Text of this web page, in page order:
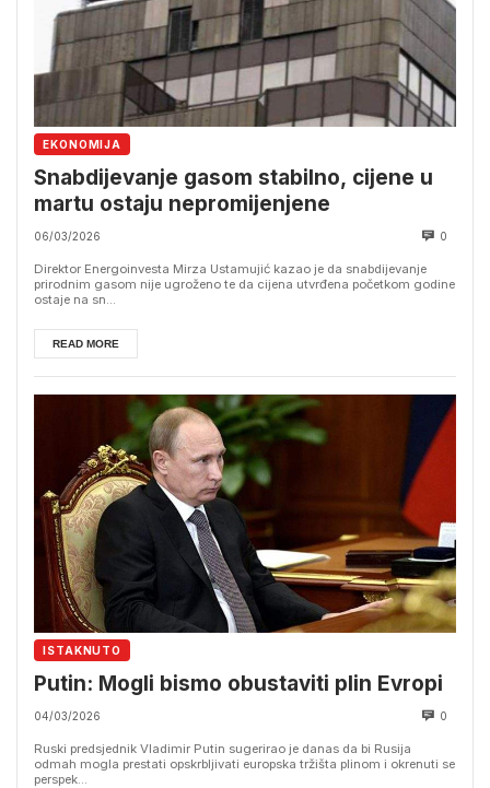
EKONOMIJA
Snabdijevanje gasom stabilno, cijene u
martu ostaju nepromijenjene
06/03/2026 0
Direktor Energoinvesta Mirza Ustamujić kazao je da snabdijevanje
prirodnim gasom nije ugroženo te da cijena utvrđena početkom godine
ostaje na sn...
READ MORE
ISTAKNUTO
Putin: Mogli bismo obustaviti plin Evropi
04/03/2026 0
Ruski predsjednik Vladimir Putin sugerirao je danas da bi Rusija
odmah mogla prestati opskrbljivati europska tržišta plinom i okrenuti se
perspek...